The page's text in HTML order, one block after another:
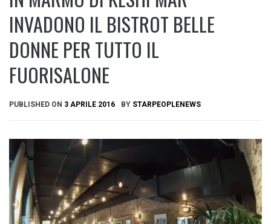
INVADONO IL BISTROT BELLE
DONNE PER TUTTO IL
FUORISALONE
PUBLISHED ON 3 APRILE 2016 BY STARPEOPLENEWS